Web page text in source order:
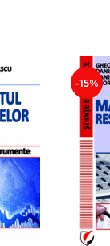
-15%